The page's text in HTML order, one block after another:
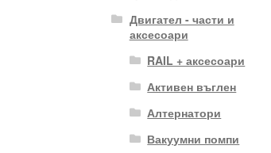
Двигател - части и
аксесоари
RAIL + аксесоари
Активен въглен
Алтернатори
Вакуумни помпи